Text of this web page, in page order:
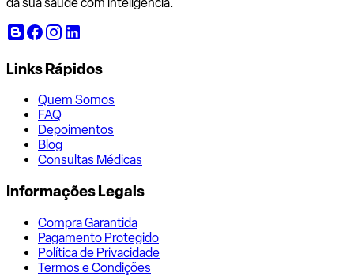
Links Rápidos
Quem Somos
FAQ
Depoimentos
Blog
Consultas Médicas
Informações Legais
Compra Garantida
Pagamento Protegido
Política de Privacidade
Termos e Condições